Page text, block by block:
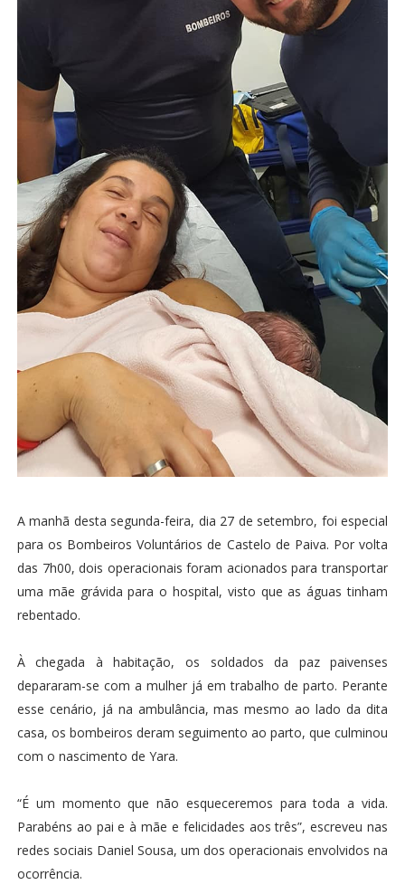
A manhã desta segunda-feira, dia 27 de setembro, foi especial
para os Bombeiros Voluntários de Castelo de Paiva. Por volta
das 7h00, dois operacionais foram acionados para transportar
uma mãe grávida para o hospital, visto que as águas tinham
rebentado.
À chegada à habitação, os soldados da paz paivenses
depararam-se com a mulher já em trabalho de parto. Perante
esse cenário, já na ambulância, mas mesmo ao lado da dita
casa, os bombeiros deram seguimento ao parto, que culminou
com o nascimento de Yara.
“É um momento que não esqueceremos para toda a vida.
Parabéns ao pai e à mãe e felicidades aos três”, escreveu nas
redes sociais Daniel Sousa, um dos operacionais envolvidos na
ocorrência.